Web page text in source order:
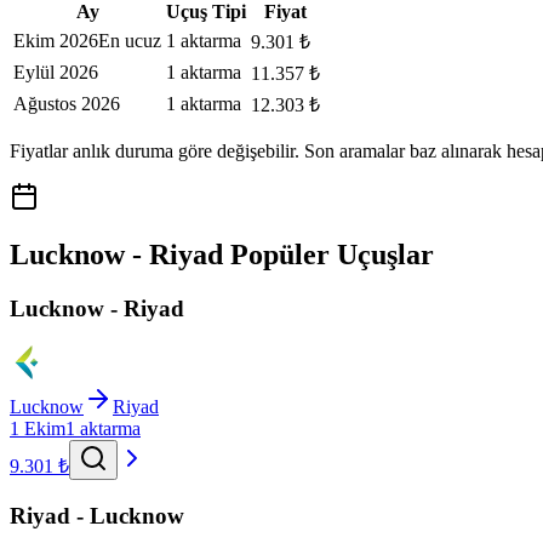
Ay
Uçuş Tipi
Fiyat
Ekim 2026En ucuz 1 aktarma 9.301 ₺
Eylül 2026
1 aktarma 11.357 ₺
Ağustos 2026
1 aktarma 12.303 ₺
Fiyatlar anlık duruma göre değişebilir. Son aramalar baz alınarak
Lucknow - Riyad Popüler Uçuşlar
Lucknow - Riyad
Lucknow
Riyad
1 Ekim1 aktarma
9.301 ₺
Riyad - Lucknow